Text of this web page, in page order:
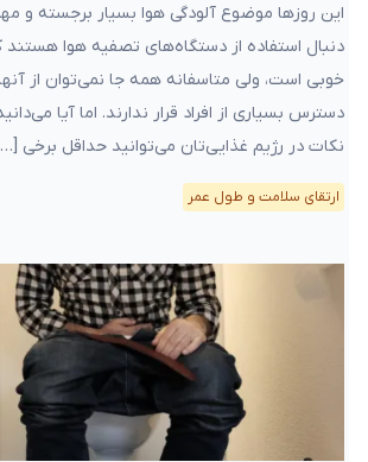
این روزها موضوع آلودگی هوا بسیار برجسته و
دنبال استفاده از دستگاه‌های تصفیه هوا هستند
خوبی است، ولی متاسفانه همه جا نمی‌توان از
دسترس بسیاری از افراد قرار ندارند. اما آیا
نکات در رژیم غذایی‌تان می‌توانید حداقل برخی […]
ارتقای سلامت و طول عمر